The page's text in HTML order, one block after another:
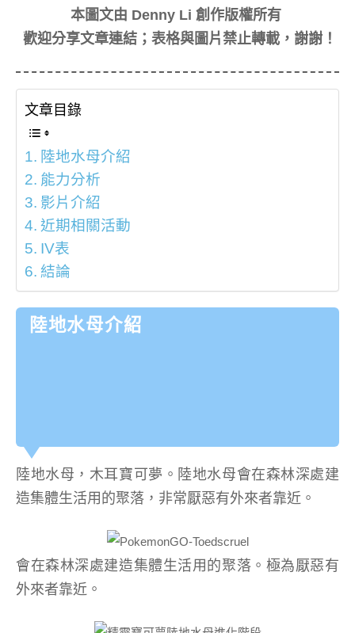
本圖文由 Denny Li 創作版權所有
歡迎分享文章連結；表格與圖片禁止轉載，謝謝！
文章目錄
陸地水母介紹
能力分析
影片介紹
近期相關活動
IV表
結論
陸地水母介紹
陸地水母，木耳寶可夢。陸地水母會在森林深處建
造集體生活用的聚落，非常厭惡有外來者靠近。
會在森林深處建造集體生活用的聚落。極為厭惡有
外來者靠近。